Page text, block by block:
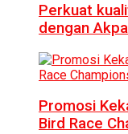
Perkuat
dengan
Promosi
Bird Race